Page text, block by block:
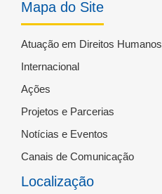
Mapa do Site
Atuação em Direitos Humanos
Internacional
Ações
Projetos e Parcerias
Notícias e Eventos
Canais de Comunicação
Localização